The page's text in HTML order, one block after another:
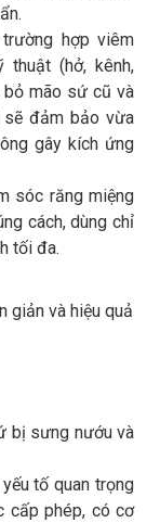
trường hợp viêm
(hở, kênh,
bỏ mão sứ cũ và
đảm bảo vừa
gây kích ứng
sóc răng miệng
cách, dùng chỉ
tối đa.
bị sưng nướu và
tố quan trọng
cấp phép, có cơ